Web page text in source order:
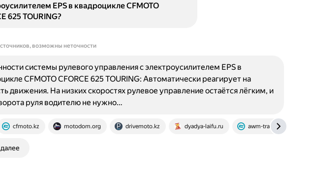
EPS в квадроцикле CFMOTO
625 TOURING?
возможны неточности
cfmoto.kz motodom.org drivemoto.kz dyadya-laifu.ru awm-trade.ru
системы рулевого управления с электроусилителем EPS в
CFMOTO CFORCE 625 TOURING: Автоматически реагирует на
движения. На низких скоростях рулевое управление остаётся лёгким, и
руля водителю не нужно…